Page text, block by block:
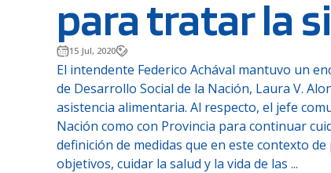
para tratar la
15 Jul, 2020
El intendente Federico Achával mantuvo un
de Desarrollo Social de la Nación, Laura V.
asistencia alimentaria. Al respecto, el jefe
Nación como con Provincia para continuar
definición de medidas que en este contexto
objetivos, cuidar la salud y la vida de las ...